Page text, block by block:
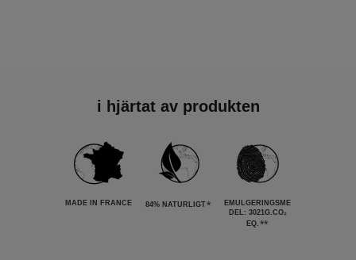
i hjärtat av produkten
MADE IN FRANCE 84% NATURLIGT*
EMULGERINGSME
DEL: 3021G.CO₂
EQ. **